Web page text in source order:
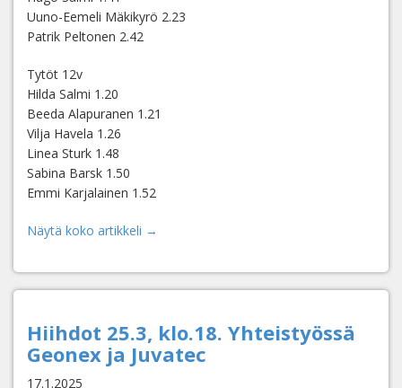
Uuno-Eemeli Mäkikyrö 2.23
Patrik Peltonen 2.42
Tytöt 12v
Hilda Salmi 1.20
Beeda Alapuranen 1.21
Vilja Havela 1.26
Linea Sturk 1.48
Sabina Barsk 1.50
Emmi Karjalainen 1.52
Näytä koko artikkeli →
Hiihdot 25.3, klo.18. Yhteistyössä
Geonex ja Juvatec
17.1.2025